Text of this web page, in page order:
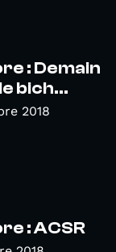
: Demain
bich...
2018
: ACSR